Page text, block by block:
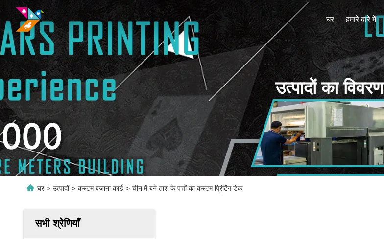
घर हमारे बारे में
उत्पादों का विवरण
घर > उत्पादों > कस्टम बजाना कार्ड > चीन में बने ताश के पत्तों का कस्टम प्रिंटिंग डेक
सभी श्रेणियाँ